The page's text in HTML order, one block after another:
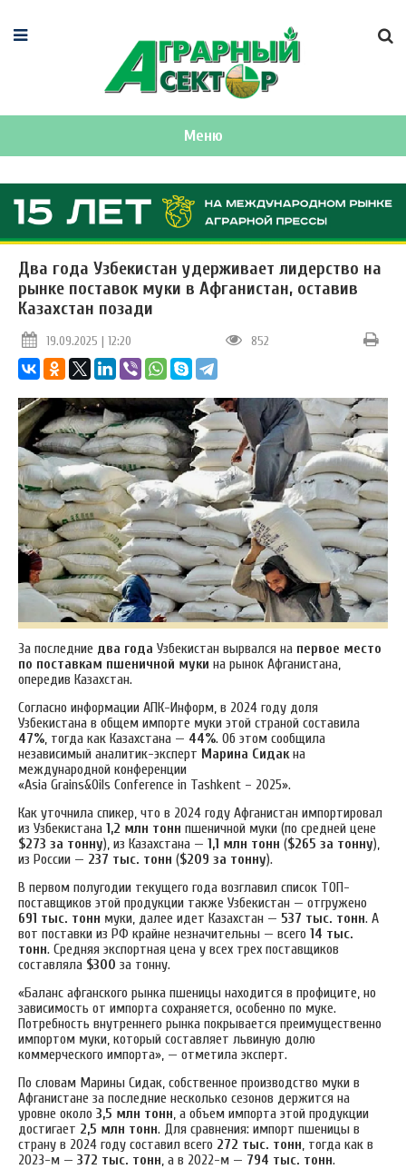
Меню
Два года Узбекистан удерживает лидерство на
рынке поставок муки в Афганистан, оставив
Казахстан позади
19.09.2025 | 12:20 852
За последние два года Узбекистан вырвался на первое место
по поставкам пшеничной муки на рынок Афганистана,
опередив Казахстан.
Согласно информации АПК-Информ, в 2024 году доля
Узбекистана в общем импорте муки этой страной составила
47%, тогда как Казахстана — 44%. Об этом сообщила
независимый аналитик-эксперт Марина Сидакна
международной конференции
«Asia Grains&Oils Conference in Tashkent – 2025».
Как уточнила спикер, что в 2024 году Афганистан импортировал
из Узбекистана 1,2 млн тонн пшеничной муки (по средней цене
$273 за тонну), из Казахстана — 1,1 млн тонн ($265 за тонну),
из России — 237 тыс. тонн ($209 за тонну).
В первом полугодии текущего года возглавил список ТОП-
поставщиков этой продукции также Узбекистан — отгружено
691 тыс. тонн муки, далее идет Казахстан — 537 тыс. тонн. А
вот поставки из РФ крайне незначительны — всего 14 тыс.
тонн. Средняя экспортная цена у всех трех поставщиков
составляла $300 за тонну.
«Баланс афганского рынка пшеницы находится в профиците, но
зависимость от импорта сохраняется, особенно по муке.
Потребность внутреннего рынка покрывается преимущественно
импортом муки, который составляет львиную долю
коммерческого импорта», — отметила эксперт.
По словам Марины Сидак, собственное производство муки в
Афганистане за последние несколько сезонов держится на
уровне около 3,5 млн тонн, а объем импорта этой продукции
достигает 2,5 млн тонн. Для сравнения: импорт пшеницы в
страну в 2024 году составил всего 272 тыс. тонн, тогда как в
2023-м — 372 тыс. тонн, а в 2022-м — 794 тыс. тонн.